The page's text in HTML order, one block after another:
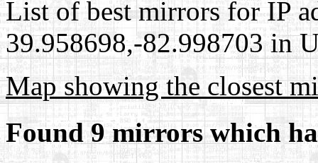
List of best mirrors for IP
39.958698,-82.998703 in
Map showing the closest
Found 9 mirrors which